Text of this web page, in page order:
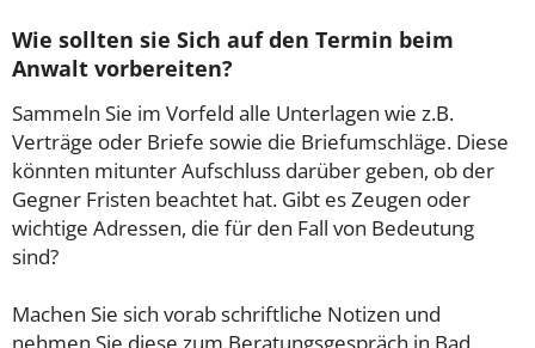
Wie sollten sie Sich auf den Termin beim
Anwalt vorbereiten?
Sammeln Sie im Vorfeld alle Unterlagen wie z.B.
Verträge oder Briefe sowie die Briefumschläge. Diese
könnten mitunter Aufschluss darüber geben, ob der
Gegner Fristen beachtet hat. Gibt es Zeugen oder
wichtige Adressen, die für den Fall von Bedeutung
sind?
Machen Sie sich vorab schriftliche Notizen und